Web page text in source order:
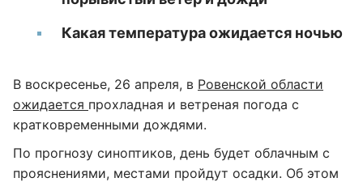
Какая температура ожидается ночью
В воскресенье, 26 апреля, в Ровенской области
ожидается прохладная и ветреная погода с
кратковременными дождями.
По прогнозу синоптиков, день будет облачным с
прояснениями, местами пройдут осадки. Об этом